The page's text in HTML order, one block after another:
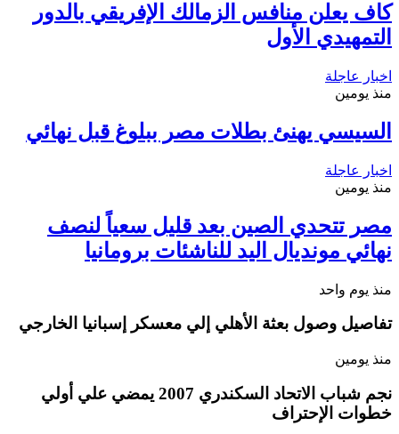
كاف يعلن منافس الزمالك الإفريقي بالدور
التمهيدي الأول
اخبار عاجلة
منذ يومين
السيسي يهنئ بطلات مصر ببلوغ قبل نهائي
اخبار عاجلة
منذ يومين
مصر تتحدي الصين بعد قليل سعياً لنصف
نهائي مونديال اليد للناشئات برومانيا
منذ يوم واحد
تفاصيل وصول بعثة الأهلي إلي معسكر إسبانيا الخارجي
منذ يومين
نجم شباب الاتحاد السكندري 2007 يمضي علي أولي
خطوات الإحتراف